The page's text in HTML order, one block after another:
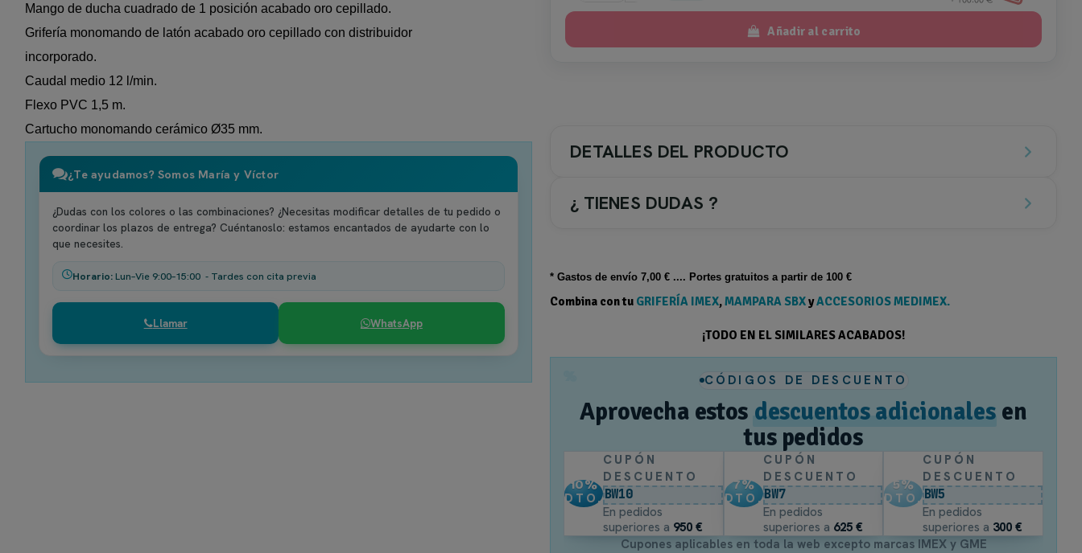
Mango de ducha cuadrado de 1 posición acabado oro cepillado.
Grifería monomando de latón acabado oro cepillado con distribuidor
incorporado.
Caudal medio 12 l/min.
Flexo PVC 1,5 m.
Cartucho monomando cerámico Ø35 mm.
¿Te ayudamos? Somos María y Víctor
¿Dudas con los colores o las combinaciones? ¿Necesitas modificar detalles de tu pedido o
coordinar los plazos de entrega? Cuéntanoslo: estamos encantados de ayudarte con lo
que necesites.
Horario:Lun–Vie 9:00–15:00 - Tardes con cita previa
Llamar WhatsApp
Añadir al carrito
DETALLES DEL PRODUCTO
¿ TIENES DUDAS ?
1.- Barra Ducha monomando
TIPOS PARA COLORES
FAMILIA GRIFO
Pisa de Imex
* Gastos deenvío 7,00 € .... Portes gratuitos a partir de 100 €
Combina con tu GRIFERÍA IMEX,MAMPARA SBXyACCESORIOS MEDIMEX.
¡TODO EN EL SIMILARES ACABADOS!
CÓDIGOS DE DESCUENTO
Aprovecha estos descuentos adicionales en
tus pedidos
10%
DTO.
CUPÓN
DESCUENTO
BW10
En pedidos
superiores a 950 €
7%
DTO.
CUPÓN
DESCUENTO
BW7
En pedidos
superiores a 625 €
5%
DTO.
CUPÓN
DESCUENTO
BW5
En pedidos
superiores a 300 €
Cupones aplicables en toda la web excepto marcas IMEX y GME